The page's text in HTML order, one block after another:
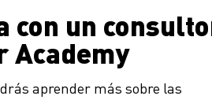
con un
Academy
aprender más sobre las